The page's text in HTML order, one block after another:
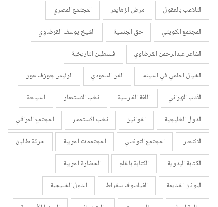
التلاعب بالعقول
مرض الزهايمر
المجتمع المصري
المجتمع الكويتي
حق الجنسية
الشيخ يوسف القرضاوي
الشاعر عبدالرحمن القرضاوي
فلسطين التاريخية
الخيال العلمي في السينما
الفن السعودي
الرئيس جوزف عون
الأدب الإيراني
اللغة الفارسية نخب الاستعمار
السياحة
الدول الخليجية
القوانين نخب الاستعمار
المجتمع العراقي
الانتحار
المجتمع التونسي المجتمعات العربية
حركة طالبان
الكتابة اليدوية
الكتابة بالقلم
الحضارة العربية
اليونان القديمة
الفيلسوف سقراط
الدول الخليجية